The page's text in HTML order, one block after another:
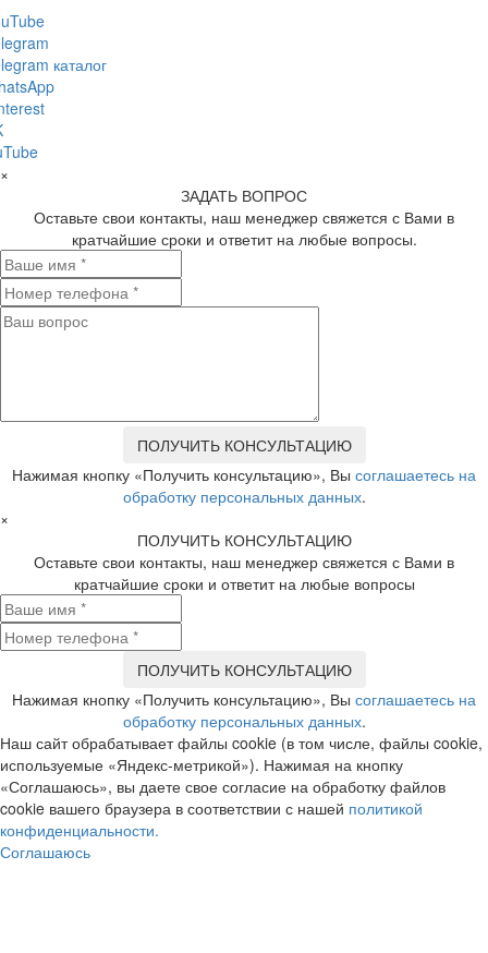
каталог
×
ЗАДАТЬ ВОПРОС
Оставьте свои контакты, наш менеджер свяжется с Вами в
кратчайшие сроки и ответит на любые вопросы.
Нажимая кнопку «Получить консультацию», Вы соглашаетесь на
обработку персональных данных.
×
ПОЛУЧИТЬ КОНСУЛЬТАЦИЮ
Оставьте свои контакты, наш менеджер свяжется с Вами в
кратчайшие сроки и ответит на любые вопросы
Нажимая кнопку «Получить консультацию», Вы соглашаетесь на
обработку персональных данных.
Наш сайт обрабатывает файлы cookie (в том числе, файлы cookie,
используемые «Яндекс-метрикой»). Нажимая на кнопку
«Соглашаюсь», вы даете свое согласие на обработку файлов
cookie вашего браузера в соответствии с нашей политикой
конфиденциальности.
Соглашаюсь